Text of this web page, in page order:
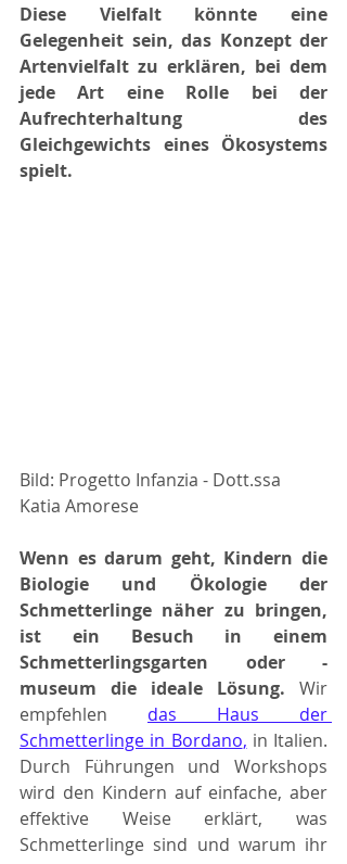
Diese Vielfalt könnte eine
Gelegenheit sein, das Konzept der
Artenvielfalt zu erklären, bei dem
jede Art eine Rolle bei der
Aufrechterhaltung des
Gleichgewichts eines Ökosystems
spielt.
Bild: Progetto Infanzia - Dott.ssa
Katia Amorese
Wenn es darum geht, Kindern die
Biologie und Ökologie der
Schmetterlinge näher zu bringen,
ist ein Besuch in einem
Schmetterlingsgarten oder -
museum die ideale Lösung. Wir
empfehlen das Haus der
Schmetterlinge in Bordano, in Italien.
Durch Führungen und Workshops
wird den Kindern auf einfache, aber
effektive Weise erklärt, was
Schmetterlinge sind und warum ihr